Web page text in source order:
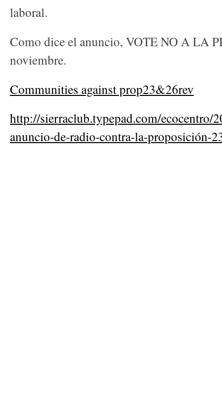
laboral.
Como dice el anuncio, VOTE NO A LA
noviembre.
Communities against prop23&26rev
http://sierraclub.typepad.com/ecocentro/
anuncio-de-radio-contra-la-proposición-